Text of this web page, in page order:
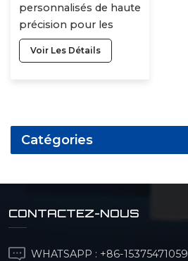
personnalisés de haute
précision pour les
domaines médicaux
Particules de métal et
Voir Les Détails
Catégories
CONTACTEZ-NOUS
WHATSAPP : +86-15375471059